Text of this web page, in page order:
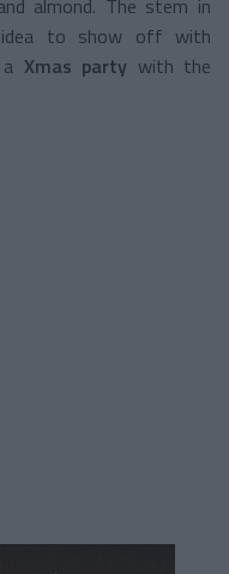
idea to show off with
Xmas party with the